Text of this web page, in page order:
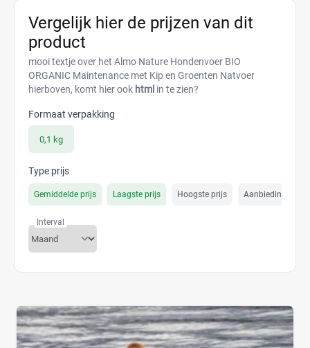
Vergelijk hier de prijzen van dit
product
mooi textje over het Almo Nature Hondenvoer BIO
ORGANIC Maintenance met Kip en Groenten Natvoer
hierboven, komt hier ook html in te zien?
Formaat verpakking
0,1 kg
Type prijs
Gemiddelde prijs Laagste prijs Hoogste prijs Aanbiedings prijs
Interval